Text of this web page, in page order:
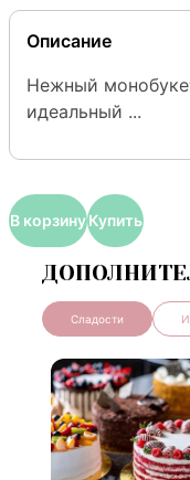
Описание
Нежный
идеальный ...
В корзинуКупить
Сладости